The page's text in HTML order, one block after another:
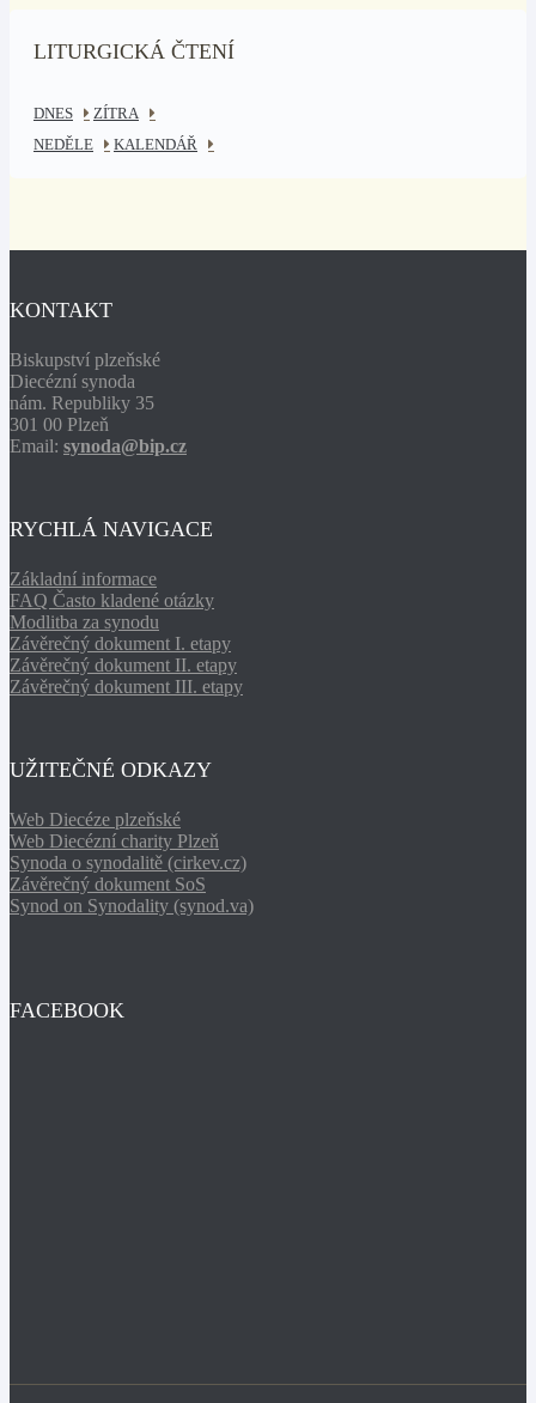
LITURGICKÁ ČTENÍ
DNES
ZÍTRA
NEDĚLE
KALENDÁŘ
KONTAKT
Biskupství plzeňské
Diecézní synoda
nám. Republiky 35
301 00 Plzeň
Email: synoda@bip.cz
RYCHLÁ NAVIGACE
Základní informace
FAQ Často kladené otázky
Modlitba za synodu
Závěrečný dokument I. etapy
Závěrečný dokument II. etapy
Závěrečný dokument III. etapy
UŽITEČNÉ ODKAZY
Web Diecéze plzeňské
Web Diecézní charity Plzeň
Synoda o synodalitě (cirkev.cz)
Závěrečný dokument SoS
Synod on Synodality (synod.va)
FACEBOOK